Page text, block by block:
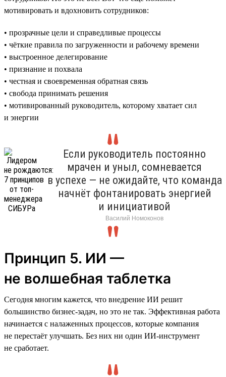
мотивировать и вдохновить сотрудников:
• прозрачные цели и справедливые процессы
• чёткие правила по загруженности и рабочему времени
• выстроенное делегирование
• признание и похвала
• честная и своевременная обратная связь
• свобода принимать решения
• мотивированный руководитель, которому хватает сил
и энергии
Если руководитель постоянно
мрачен и уныл, сомневается
в успехе — не ожидайте, что команда
начнёт фонтанировать энергией
и инициативой
Василий Номоконов
Принцип 5. ИИ —
не волшебная таблетка
Сегодня многим кажется, что внедрение ИИ решит
большинство бизнес-задач, но это не так. Эффективная работа
начинается с налаженных процессов, которые компания
не перестаёт улучшать. Без них ни один ИИ-инструмент
не сработает.